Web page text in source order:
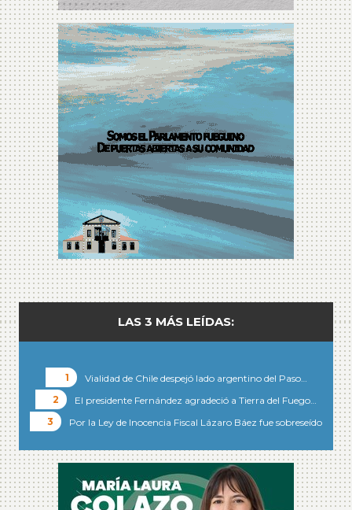
LAS 3 MÁS LEÍDAS:
Vialidad de Chile despejó lado argentino del Paso…
El presidente Fernández agradeció a Tierra del Fuego…
Por la Ley de Inocencia Fiscal Lázaro Báez fue sobreseído